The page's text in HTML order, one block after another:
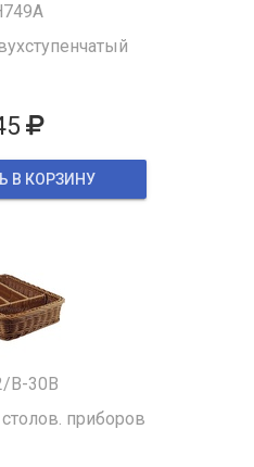
В КОРЗИНУ
B-30B
приборов